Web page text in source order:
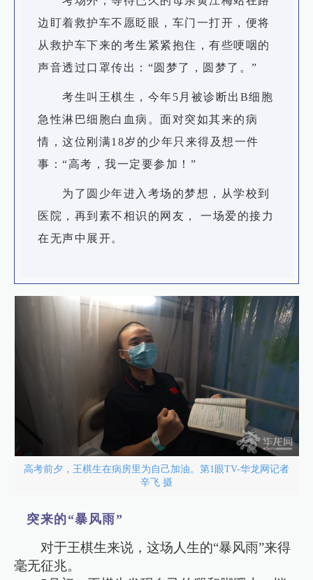
边盯着救护车不愿眨眼，车门一打开，便将
从救护车下来的考生紧紧抱住，有些哽咽的
声音透过口罩传出：“圆梦了，圆梦了。”
考生叫王棋生，今年5月被诊断出B细胞
急性淋巴细胞白血病。面对突如其来的病
情，这位刚满18岁的少年只来得及想一件
事：“高考，我一定要参加！”
为了圆少年进入考场的梦想，从学校到
医院，再到素不相识的网友， 一场爱的接力
在无声中展开。
高考前夕，王棋生在病房里为自己加油。第1眼TV-华龙网记者
辛飞 摄
突来的“暴风雨”
对于王棋生来说，这场人生的“暴风雨”来得
毫无征兆。